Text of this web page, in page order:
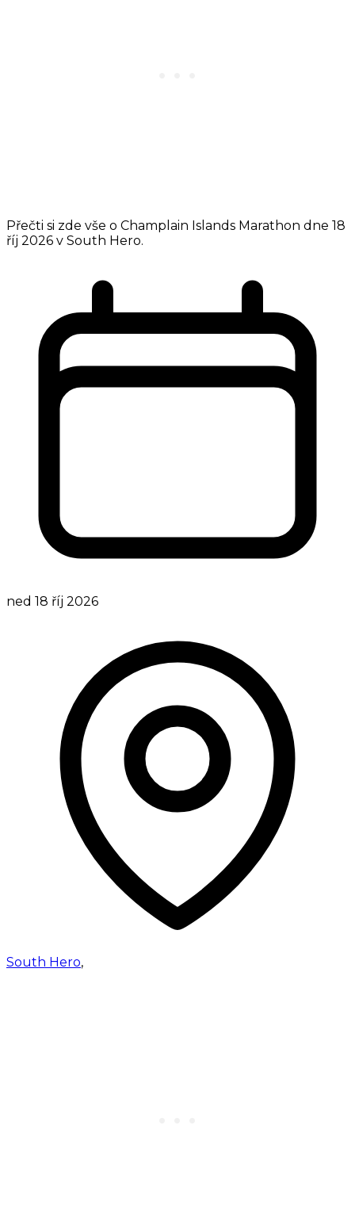
Přečti si zde vše o Champlain Islands Marathon dne 18
říj 2026 v South Hero.
ned 18 říj 2026
South Hero,